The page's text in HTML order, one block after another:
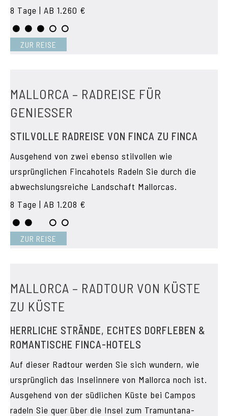
8 Tage | AB 1.260 €
ZUR REISE
MALLORCA – RADREISE FÜR
GENIESSER
STILVOLLE RADREISE VON FINCA ZU FINCA
Ausgehend von zwei ebenso stilvollen wie
ursprünglichen Fincahotels Radeln Sie durch die
abwechslungsreiche Landschaft Mallorcas.
8 Tage | AB 1.208 €
ZUR REISE
MALLORCA – RADTOUR VON KÜSTE
ZU KÜSTE
HERRLICHE STRÄNDE, ECHTES DORFLEBEN &
ROMANTISCHE FINCA-HOTELS
Auf dieser Radtour werden Sie sich wundern, wie
ursprünglich das Inselinnere von Mallorca noch ist.
Ausgehend von der südlichen Küste bei Campos
radeln Sie quer über die Insel zum Tramuntana-